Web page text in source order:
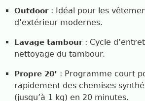
Outdoor: Idéal pour les
d’extérieur modernes.
Lavage tambour: Cycle
nettoyage du tambour.
Propre 20’ : Programme court
rapidement des chemises
(jusqu’à 1 kg) en 20 minutes.